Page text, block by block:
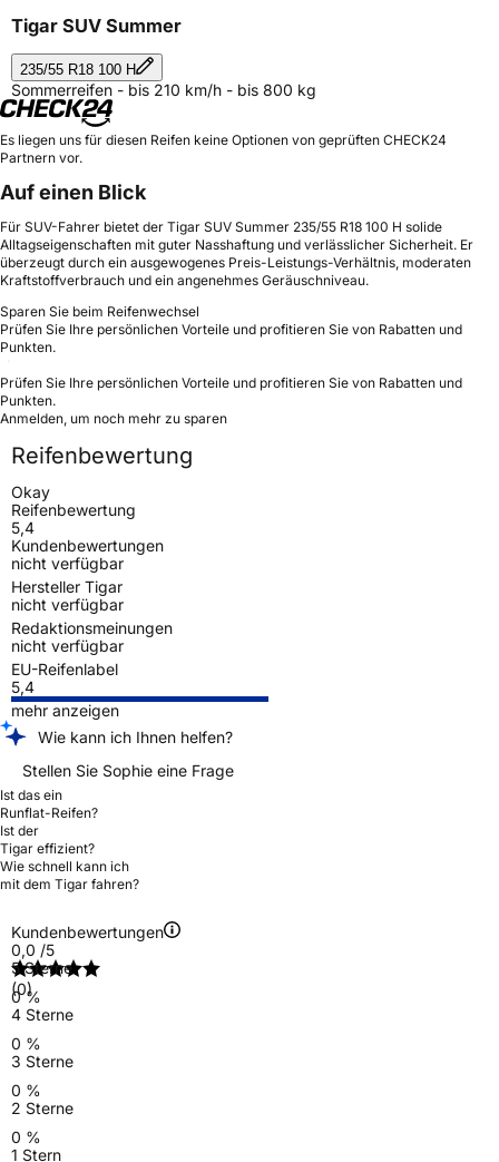
Tigar SUV Summer
235/55 R18 100 H
Sommerreifen - bis 210 km/h - bis 800 kg
Es liegen uns für diesen Reifen keine Optionen von geprüften CHECK24
Partnern vor.
Auf einen Blick
Für SUV-Fahrer bietet der Tigar SUV Summer 235/55 R18 100 H solide
Alltagseigenschaften mit guter Nasshaftung und verlässlicher Sicherheit. Er
überzeugt durch ein ausgewogenes Preis-Leistungs-Verhältnis, moderaten
Kraftstoffverbrauch und ein angenehmes Geräuschniveau.
Sparen Sie beim Reifenwechsel
Prüfen Sie Ihre persönlichen Vorteile und profitieren Sie von Rabatten und
Punkten.
Prüfen Sie Ihre persönlichen Vorteile und profitieren Sie von Rabatten und
Punkten.
Anmelden, um noch mehr zu sparen
Reifenbewertung
Okay
Reifenbewertung
5,4
Kundenbewertungen
nicht verfügbar
Hersteller Tigar
nicht verfügbar
Redaktionsmeinungen
nicht verfügbar
EU-Reifenlabel
5,4
mehr anzeigen
Wie kann ich Ihnen helfen?
Stellen Sie Sophie eine Frage
Ist das ein
Runflat-Reifen?
Ist der
Tigar effizient?
Wie schnell kann ich
mit dem Tigar fahren?
Kundenbewertungen
0,0 /5
(0)
5 Sterne
0 %
4 Sterne
0 %
3 Sterne
0 %
2 Sterne
0 %
1 Stern